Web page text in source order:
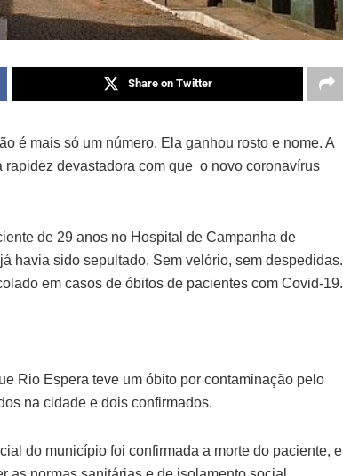
Share on Twitter
é mais só um número. Ela ganhou rosto e nome. A
devastadora com que o novo coronavírus
de 29 anos no Hospital de Campanha de
havia sido sepultado. Sem velório, sem despedidas.
em casos de óbitos de pacientes com Covid-19.
Rio Espera teve um óbito por contaminação pelo
na cidade e dois confirmados.
do município foi confirmada a morte do paciente, e